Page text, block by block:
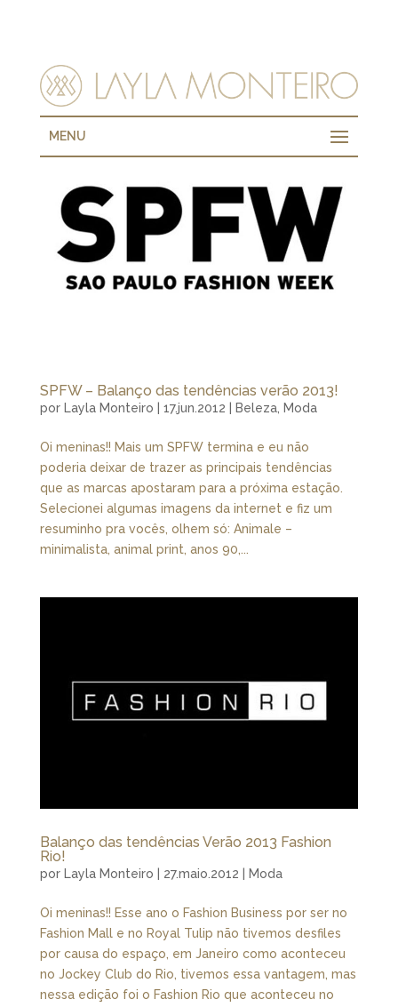
MENU
SPFW – Balanço das tendências verão 2013!
por Layla Monteiro 17.jun.2012 Beleza, Moda
Oi meninas!! Mais um SPFW termina e eu não
poderia deixar de trazer as principais tendências
que as marcas apostaram para a próxima estação.
Selecionei algumas imagens da internet e fiz um
resuminho pra vocês, olhem só: Animale –
minimalista, animal print, anos 90,...
Balanço das tendências Verão 2013 Fashion
Rio!
por Layla Monteiro 27.maio.2012 Moda
Oi meninas!! Esse ano o Fashion Business por ser no
Fashion Mall e no Royal Tulip não tivemos desfiles
por causa do espaço, em Janeiro como aconteceu
no Jockey Club do Rio, tivemos essa vantagem, mas
nessa edição foi o Fashion Rio que aconteceu no